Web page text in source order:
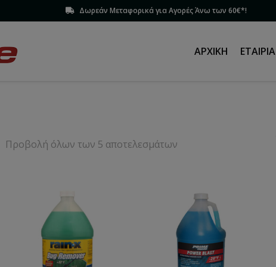
Δωρεάν Μεταφορικά για Αγορές Άνω των 60€*!
ΑΡΧΙΚΉ ΕΤΑΙΡΊΑ
Προβολή όλων των 5 αποτελεσμάτων